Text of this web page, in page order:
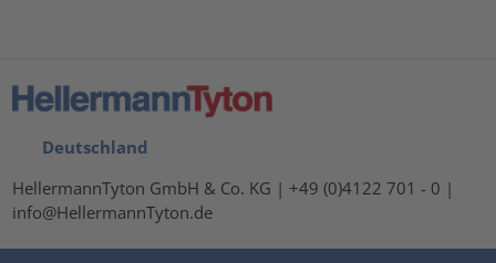
Deutschland
HellermannTyton GmbH & Co. KG | +49 (0)4122 701 - 0 |
info@HellermannTyton.de